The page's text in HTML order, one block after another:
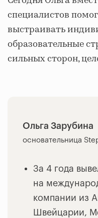
специалистов
выстраивать
образовательные
сильных сторон,
Ольга Зарубина
основательница
За 4 года
на
компании из
Швейцарии,